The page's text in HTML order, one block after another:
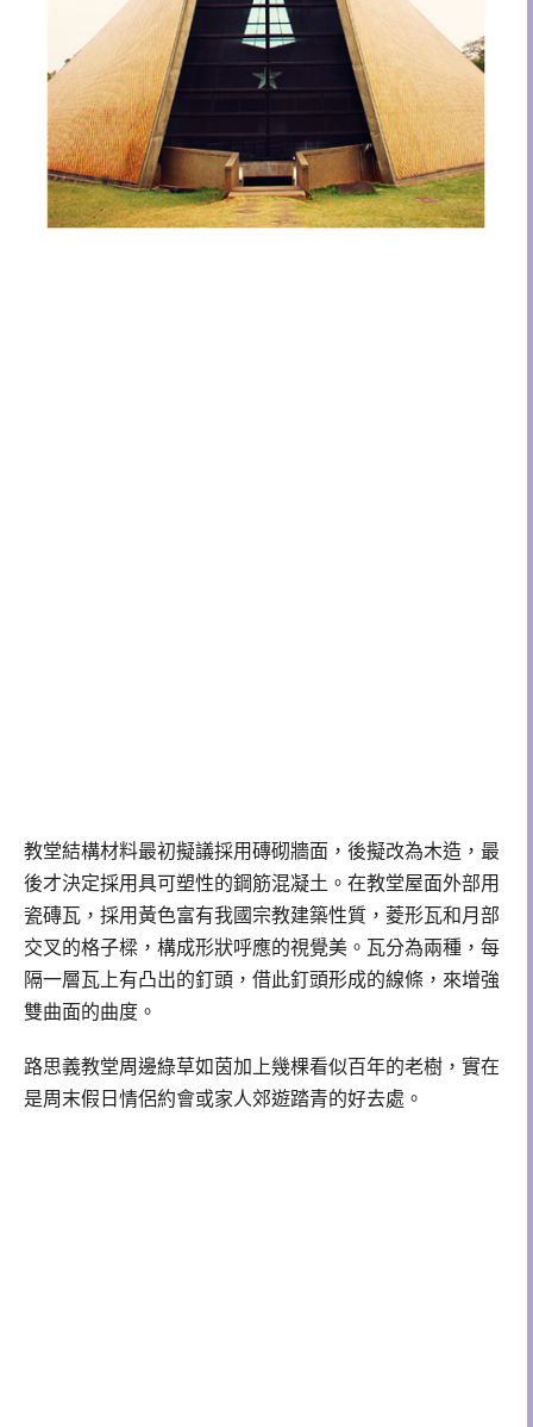
教堂結構材料最初擬議採用磚砌牆面，後擬改為木造，最
後才決定採用具可塑性的鋼筋混凝土。在教堂屋面外部用
瓷磚瓦，採用黃色富有我國宗教建築性質，菱形瓦和月部
交叉的格子樑，構成形狀呼應的視覺美。瓦分為兩種，每
隔一層瓦上有凸出的釘頭，借此釘頭形成的線條，來增強
雙曲面的曲度。
路思義教堂周邊綠草如茵加上幾棵看似百年的老樹，實在
是周末假日情侶約會或家人郊遊踏青的好去處。